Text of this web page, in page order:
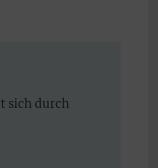
sich durch